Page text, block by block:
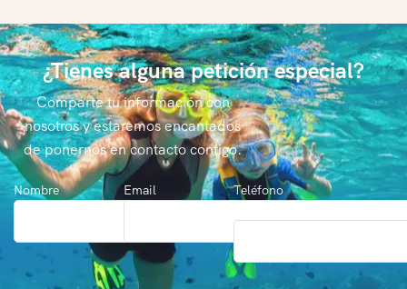
¿Tienes alguna petición especial?
Comparte tu información con
nosotros y estaremos encantados
de ponernos en contacto contigo.
Nombre Email
Teléfono